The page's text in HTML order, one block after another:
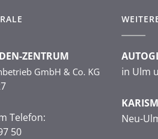
ZENTRUM
GmbH & Co. KG
Telefon:
50
in Ulm
Neu-